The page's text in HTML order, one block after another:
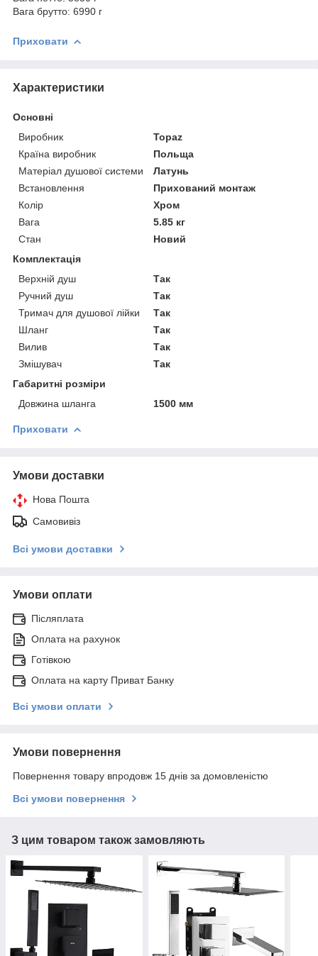
Вага брутто: 6990 г
Приховати
Характеристики
Основні
Виробник
Topaz
Країна виробник
Польща
Матеріал душової системи
Латунь
Встановлення
Прихований монтаж
Колір
Хром
Вага
5.85 кг
Стан
Новий
Комплектація
Верхній душ
Так
Ручний душ
Так
Тримач для душової лійки
Так
Шланг
Так
Вилив
Так
Змішувач
Так
Габаритні розміри
Довжина шланга
1500 мм
Приховати
Умови доставки
Нова Пошта
Самовивіз
Всі умови доставки
Умови оплати
Післяплата
Оплата на рахунок
Готівкою
Оплата на карту Приват Банку
Всі умови оплати
Умови повернення
Повернення товару впродовж 15 днів за домовленістю
Всі умови повернення
З цим товаром також замовляють